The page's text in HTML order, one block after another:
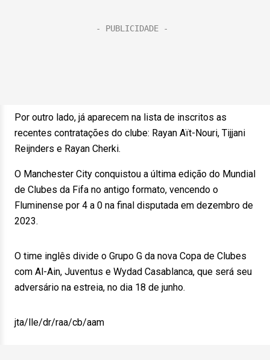
Por outro lado, já aparecem na lista de inscritos as
recentes contratações do clube: Rayan Aït-Nouri, Tijjani
Reijnders e Rayan Cherki.
O Manchester City conquistou a última edição do Mundial
de Clubes da Fifa no antigo formato, vencendo o
Fluminense por 4 a 0 na final disputada em dezembro de
2023.
O time inglês divide o Grupo G da nova Copa de Clubes
com Al-Ain, Juventus e Wydad Casablanca, que será seu
adversário na estreia, no dia 18 de junho.
jta/lle/dr/raa/cb/aam